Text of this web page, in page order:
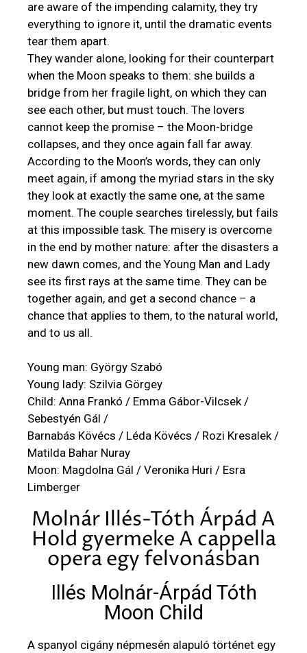
are aware of the impending calamity, they try
everything to ignore it, until the dramatic events
tear them apart.
They wander alone, looking for their counterpart
when the Moon speaks to them: she builds a
bridge from her fragile light, on which they can
see each other, but must touch. The lovers
cannot keep the promise – the Moon-bridge
collapses, and they once again fall far away.
According to the Moon’s words, they can only
meet again, if among the myriad stars in the sky
they look at exactly the same one, at the same
moment. The couple searches tirelessly, but fails
at this impossible task. The misery is overcome
in the end by mother nature: after the disasters a
new dawn comes, and the Young Man and Lady
see its first rays at the same time. They can be
together again, and get a second chance – a
chance that applies to them, to the natural world,
and to us all.
Young man: György Szabó
Young lady: Szilvia Görgey
Child: Anna Frankó / Emma Gábor-Vilcsek /
Sebestyén Gál /
Barnabás Kövécs / Léda Kövécs / Rozi Kresalek /
Matilda Bahar Nuray
Moon: Magdolna Gál / Veronika Huri / Esra
Limberger
Molnár Illés-Tóth Árpád A
Hold gyermeke A cappella
opera egy felvonásban
Illés Molnár-Árpád Tóth
Moon Child
A spanyol cigány népmesén alapuló történet egy